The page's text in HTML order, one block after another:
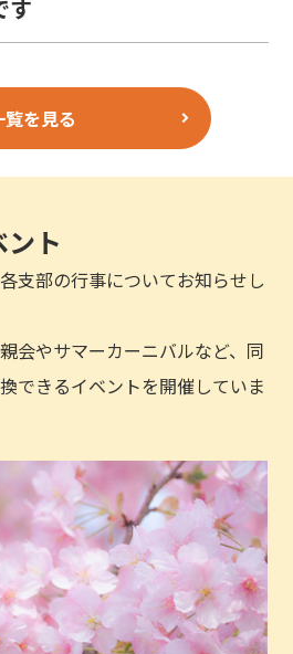
す
覧を見る
ト
支部の行事についてお知らせし
会やサマーカーニバルなど、同
できるイベントを開催していま